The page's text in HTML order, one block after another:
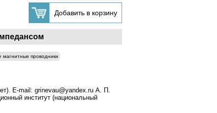
магнитные проводники
E-mail: grinevau@yandex.ru А. П.
институт (национальный